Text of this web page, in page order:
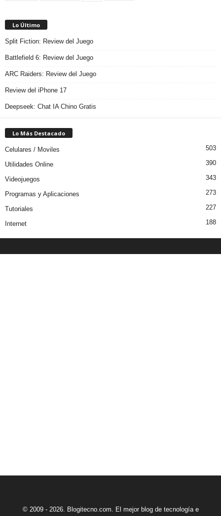
Lo Último
Split Fiction: Review del Juego
Battlefield 6: Review del Juego
ARC Raiders: Review del Juego
Review del iPhone 17
Deepseek: Chat IA Chino Gratis
Lo Más Destacado
Celulares / Moviles 503
Utilidades Online 390
Videojuegos 343
Programas y Aplicaciones 273
Tutoriales 227
Internet 188
© 2009 - 2026. Blogitecno.com. El mejor blog de tecnología e